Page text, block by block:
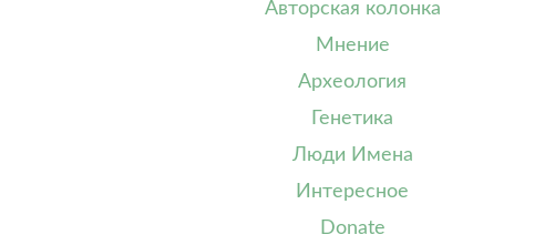
Авторская колонка
Мнение
Археология
Генетика
Люди Имена
Интересное
Donate